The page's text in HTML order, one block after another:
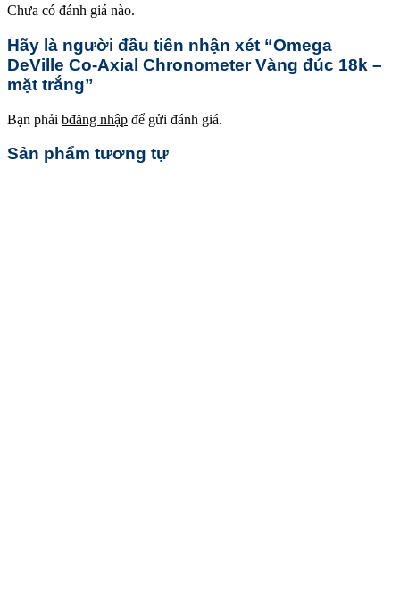
Chưa có đánh giá nào.
Hãy là người đầu tiên nhận xét “Omega
DeVille Co-Axial Chronometer Vàng đúc 18k –
mặt trắng”
Bạn phải bđăng nhập để gửi đánh giá.
Sản phẩm tương tự